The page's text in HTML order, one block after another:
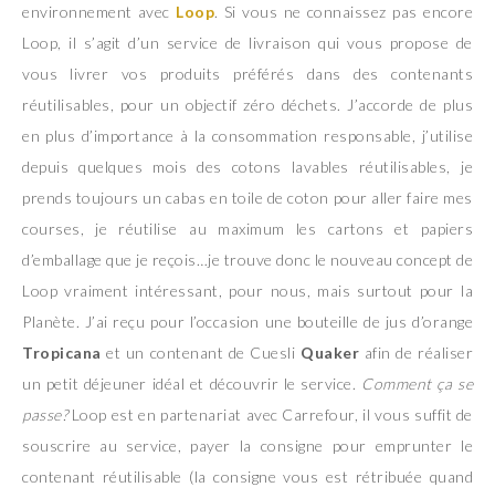
environnement avec Loop. Si vous ne connaissez pas encore
Loop, il s’agit d’un service de livraison qui vous propose de
vous livrer vos produits préférés dans des contenants
réutilisables, pour un objectif zéro déchets. J’accorde de plus
en plus d’importance à la consommation responsable, j’utilise
depuis quelques mois des cotons lavables réutilisables, je
prends toujours un cabas en toile de coton pour aller faire mes
courses, je réutilise au maximum les cartons et papiers
d’emballage que je reçois…je trouve donc le nouveau concept de
Loop vraiment intéressant, pour nous, mais surtout pour la
Planète. J’ai reçu pour l’occasion une bouteille de jus d’orange
Tropicana et un contenant de Cuesli Quaker afin de réaliser
un petit déjeuner idéal et découvrir le service. Comment ça se
passe?Loop est en partenariat avec Carrefour, il vous suffit de
souscrire au service, payer la consigne pour emprunter le
contenant réutilisable (la consigne vous est rétribuée quand